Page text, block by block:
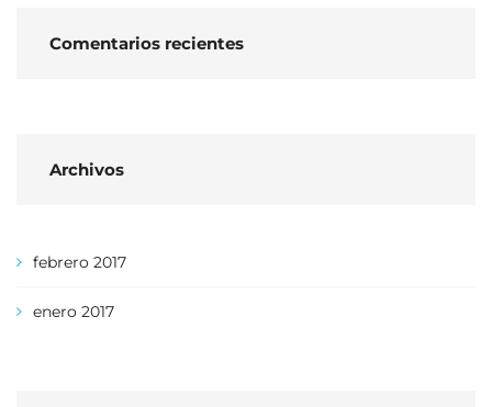
Comentarios recientes
Archivos
febrero 2017
enero 2017